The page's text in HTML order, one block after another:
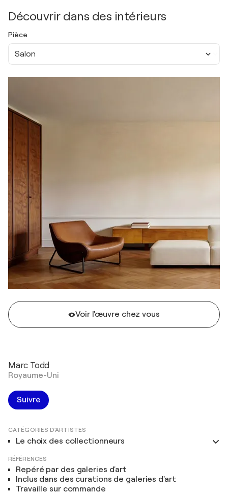
Découvrir dans des intérieurs
Pièce
Salon
Voir l'œuvre chez vous
Marc Todd
Royaume-Uni
Suivre
CATÉGORIES D'ARTISTES
Le choix des collectionneurs
RÉFÉRENCES
Repéré par des galeries d'art
Inclus dans des curations de galeries d'art
Travaille sur commande